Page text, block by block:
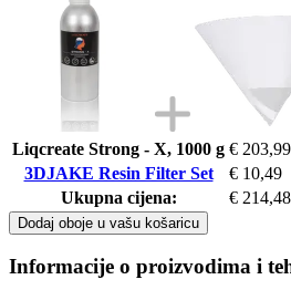
Liqcreate Strong - X, 1000 g € 203,99
3DJAKE Resin Filter Set
€ 10,49
Ukupna cijena:
€ 214,48
Dodaj oboje u vašu košaricu
Informacije o proizvodima i